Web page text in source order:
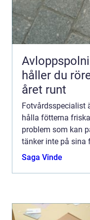
håller du
året runt
Fotvårdsspecialist
hålla fötterna
problem som kan
tänker inte på sina
ett faktum, men
Saga Vinde